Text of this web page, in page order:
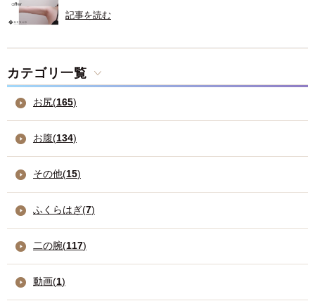
記事を読む
カテゴリ一覧
お尻(165)
お腹(134)
その他(15)
ふくらはぎ(7)
二の腕(117)
動画(1)